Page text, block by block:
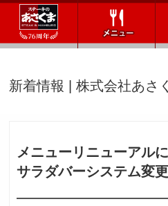
メニュー
新着情報 | 株式会社あさ
メニューリニューアル
サラダバーシステム変